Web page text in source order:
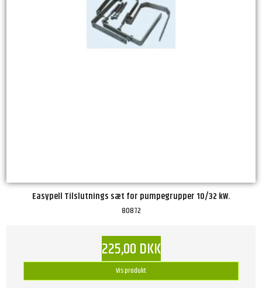
Easypell Tilslutnings sæt for pumpegrupper 10/32 kW.
80872
225,00 DKK
Vis produkt